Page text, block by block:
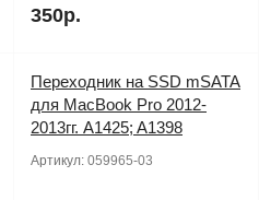
350р.
Переходник на SSD mSATA
для MacBook Pro 2012-
2013гг. A1425; A1398
Артикул: 059965-03